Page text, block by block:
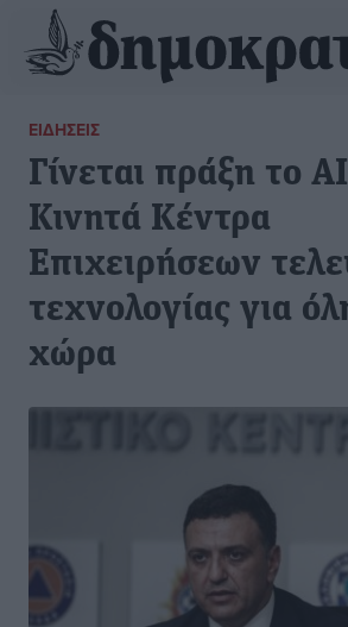
ΕΙΔΉΣΕΙΣ
Γίνεται πράξη το
Κινητά Κέντρα
Επιχειρήσεων
τεχνολογίας για
χώρα